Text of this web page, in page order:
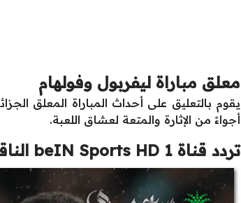
معلق مباراة ليفربول وفولهام
يقوم بالتعليق على أحداث المباراة المعلق
أجواءً من الإثارة والمتعة لعشاق اللعبة.
تردد قناة beIN Sports HD 1 الناقلة لمباراة ليفربول ضد فولهام